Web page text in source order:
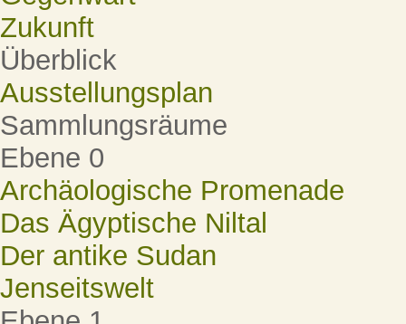
Zukunft
Überblick
Ausstellungsplan
Sammlungsräume
Ebene 0
Archäologische Promenade
Das Ägyptische Niltal
Der antike Sudan
Jenseitswelt